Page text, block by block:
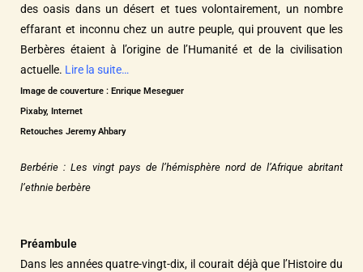
des oasis dans un désert et tues volontairement, un nombre
effarant et inconnu chez un autre peuple, qui prouvent que les
Berbères étaient à l’origine de l’Humanité et de la civilisation
actuelle. Lire la suite…
Image de couverture : Enrique Meseguer
Pixaby, Internet
Retouches Jeremy Ahbary
Berbérie : Les vingt pays de l’hémisphère nord de l’Afrique abritant
l’ethnie berbère
Préambule
Dans les années quatre-vingt-dix, il courait déjà que l’Histoire du